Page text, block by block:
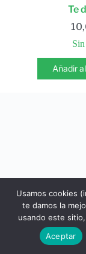
Te
Añadir
libros.eco © -
Devoluciones y
Usamos cookies
te damos la
usando este
Aceptar